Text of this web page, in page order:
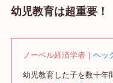
幼児教育は超重要！
ノーベル経済学者｜ ヘッ
幼児教育した子を数十年